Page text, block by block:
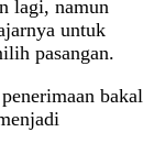
lagi, namun
untuk
pasangan.
bakal